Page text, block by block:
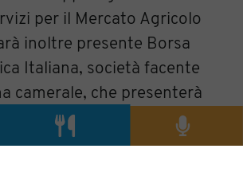
per il Mercato Agricolo
inoltre presente Borsa
Italiana, società facente
camerale, che presenterà
dedicati agli